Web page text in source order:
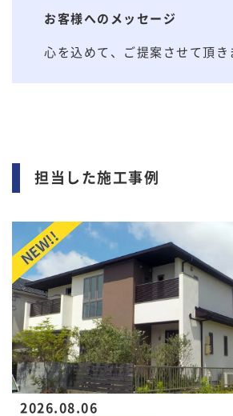
お客様へのメッセージ
心を込めて、ご提案させて頂
担当した施工事例
2026.08.06